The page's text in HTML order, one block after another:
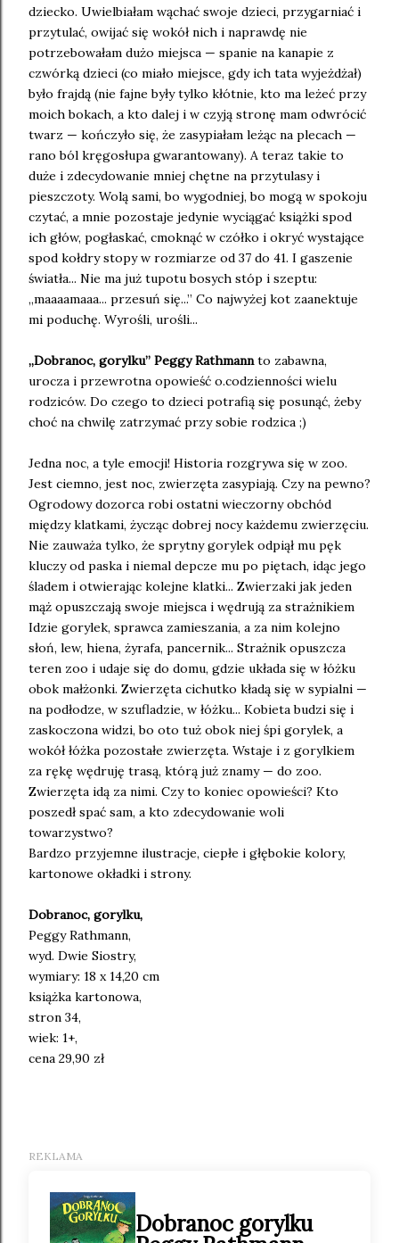
dziecko. Uwielbiałam wąchać swoje dzieci, przygarniać i
przytulać, owijać się wokół nich i naprawdę nie
potrzebowałam dużo miejsca — spanie na kanapie z
czwórką dzieci (co miało miejsce, gdy ich tata wyjeżdżał)
było frajdą (nie fajne były tylko kłótnie, kto ma leżeć przy
moich bokach, a kto dalej i w czyją stronę mam odwrócić
twarz — kończyło się, że zasypiałam leżąc na plecach —
rano ból kręgosłupa gwarantowany). A teraz takie to
duże i zdecydowanie mniej chętne na przytulasy i
pieszczoty. Wolą sami, bo wygodniej, bo mogą w spokoju
czytać, a mnie pozostaje jedynie wyciągać książki spod
ich głów, pogłaskać, cmoknąć w czółko i okryć wystające
spod kołdry stopy w rozmiarze od 37 do 41. I gaszenie
światła... Nie ma już tupotu bosych stóp i szeptu:
„maaaamaaa... przesuń się...” Co najwyżej kot zaanektuje
mi poduchę. Wyrośli, urośli...
„Dobranoc, gorylku” Peggy Rathmannto zabawna,
urocza i przewrotna opowieść o.codzienności wielu
rodziców. Do czego to dzieci potrafią się posunąć, żeby
choć na chwilę zatrzymać przy sobie rodzica ;)
Jedna noc, a tyle emocji! Historia rozgrywa się w zoo.
Jest ciemno, jest noc, zwierzęta zasypiają. Czy na pewno?
Ogrodowy dozorca robi ostatni wieczorny obchód
między klatkami, życząc dobrej nocy każdemu zwierzęciu.
Nie zauważa tylko, że sprytny gorylek odpiął mu pęk
kluczy od paska i niemal depcze mu po piętach, idąc jego
śladem i otwierając kolejne klatki... Zwierzaki jak jeden
mąż opuszczają swoje miejsca i wędrują za strażnikiem
Idzie gorylek, sprawca zamieszania, a za nim kolejno
słoń, lew, hiena, żyrafa, pancernik... Strażnik opuszcza
teren zoo i udaje się do domu, gdzie układa się w łóżku
obok małżonki. Zwierzęta cichutko kładą się w sypialni —
na podłodze, w szufladzie, w łóżku... Kobieta budzi się i
zaskoczona widzi, bo oto tuż obok niej śpi gorylek, a
wokół łóżka pozostałe zwierzęta. Wstaje i z gorylkiem
za rękę wędruję trasą, którą już znamy — do zoo.
Zwierzęta idą za nimi. Czy to koniec opowieści? Kto
poszedł spać sam, a kto zdecydowanie woli
towarzystwo?
Bardzo przyjemne ilustracje, ciepłe i głębokie kolory,
kartonowe okładki i strony.
Dobranoc, gorylku,
Peggy Rathmann,
wyd. Dwie Siostry,
wymiary: 18 x 14,20 cm
książka kartonowa,
stron 34,
wiek: 1+,
cena 29,90 zł